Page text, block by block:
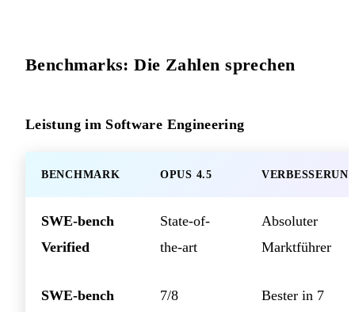
Benchmarks: Die Zahlen sprechen
Leistung im Software Engineering
BENCHMARK OPUS 4.5
SWE-bench
Verified
State-of-
the-art
Absoluter
Marktführer
SWE-bench
7/8
Bester in 7